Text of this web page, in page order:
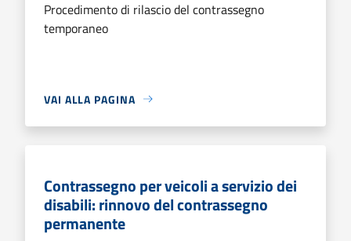
Procedimento di rilascio del contrassegno
temporaneo
VAI ALLA PAGINA
Contrassegno per veicoli a servizio dei
disabili: rinnovo del contrassegno
permanente